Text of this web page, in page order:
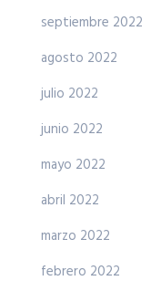
septiembre 2022
agosto 2022
julio 2022
junio 2022
mayo 2022
abril 2022
marzo 2022
febrero 2022